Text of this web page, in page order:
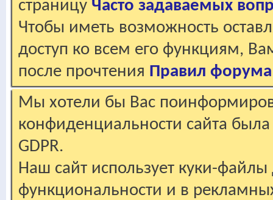
страницу Часто задаваемых
Чтобы иметь возможность
доступ ко всем его функциям,
после прочтения Правил форума
Мы хотели бы Вас
конфиденциальности сайта
GDPR.
Наш сайт использует куки-файлы
функциональности и в